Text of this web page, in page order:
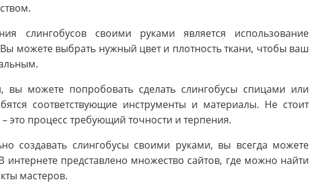
слингобусов своими руками является использование
можете выбрать нужный цвет и плотность ткани, чтобы ваш
вы можете попробовать сделать слингобусы спицами или
соответствующие инструменты и материалы. Не стоит
это процесс требующий точности и терпения.
создавать слингобусы своими руками, вы всегда можете
интернете представлено множество сайтов, где можно найти
мастеров.